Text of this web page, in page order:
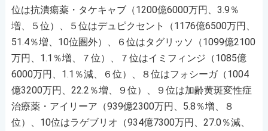
位は抗潰瘍薬・タケキャブ（1200億6000万円、3.9％
増、５位）、５位はデュピクセント（1176億6500万円、
51.4％増、10位圏外）、６位はタグリッソ（1099億2100
万円、1.1％増、７位）、７位はイミフィンジ（1085億
6000万円、1.1％減、６位）、８位はフォシーガ（1004
億3200万円、22.2％増、９位）、９位は加齢黄斑変性症
治療薬・アイリーア（939億2300万円、5.8％増、８
位）、10位はラゲブリオ（934億7300万円、27.0％減、